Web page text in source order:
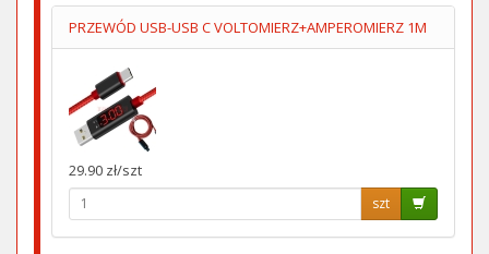
PRZEWÓD USB-USB C VOLTOMIERZ+AMPEROMIERZ 1M
29.90 zł/szt
szt